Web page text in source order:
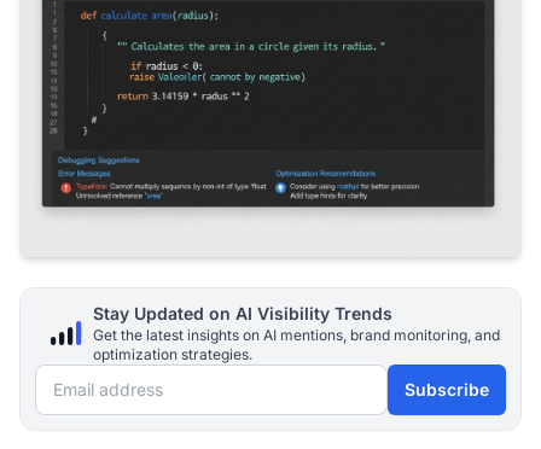
Stay Updated on AI Visibility Trends
Get the latest insights on AI mentions, brand monitoring, and
optimization strategies.
Email address Subscribe